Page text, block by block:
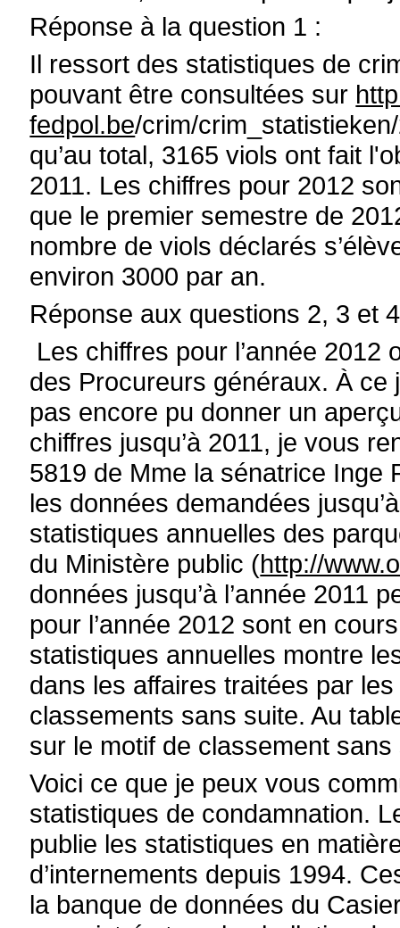
Réponse à la question 1 :
Il ressort des statistiques de
pouvant être consultées sur
fedpol.be/crim/
qu’au total, 3165 viols ont fait
2011. Les chiffres pour 2012
que le premier semestre de
nombre de viols déclarés
environ 3000 par an.
Réponse aux questions 2, 3 et 4
Les chiffres pour l’année
des Procureurs généraux. À ce
pas encore pu donner un
chiffres jusqu’à 2011, je vous
5819 de Mme la sénatrice Inge
les données demandées
statistiques annuelles des
du Ministère public (http://
données jusqu’à l’année 2011
pour l’année 2012 sont en
statistiques annuelles montre
dans les affaires traitées par
classements sans suite. Au
sur le motif de classement
Voici ce que je peux vous
statistiques de condamnation.
publie les statistiques en
d’internements depuis 1994.
la banque de données du